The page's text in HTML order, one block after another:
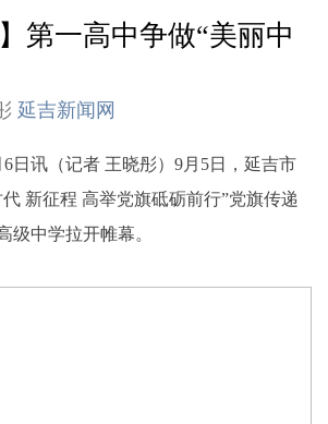
第一高中争做“美丽中
延吉新闻网
讯（记者 王晓彤）9月5日，延吉市
新征程 高举党旗砥砺前行”党旗传递
级中学拉开帷幕。